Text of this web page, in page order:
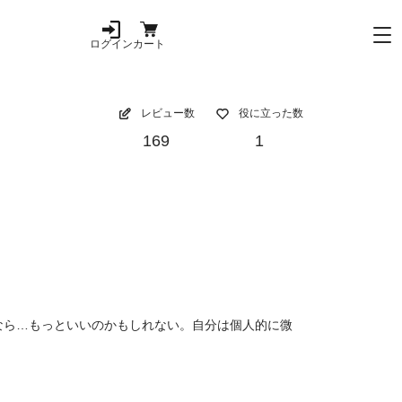
ログインカート
レビュー数
169
役に立った数
1
…もっといいのかもしれない。自分は個人的に微